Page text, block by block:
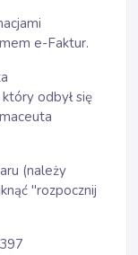
e-Faktur.
odbył się
(należy
"rozpocznij